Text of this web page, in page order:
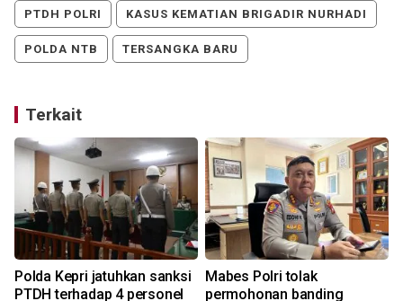
PTDH POLRI KASUS KEMATIAN BRIGADIR NURHADI
POLDA NTB TERSANGKA BARU
Terkait
Polda Kepri jatuhkan sanksi
PTDH terhadap 4 personel
Mabes Polri tolak
permohonan banding